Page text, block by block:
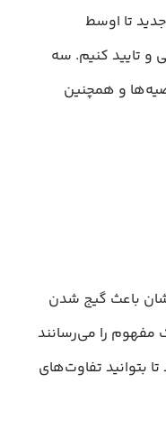
تا اوسط
و تایید کنیم. سه
و همچنین
باعث گیج شدن
مفهوم را می‌رسانند
بتوانید تفاوت‌های